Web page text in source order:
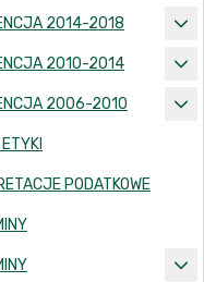
2014-2018
2010-2014
2006-2010
PODATKOWE